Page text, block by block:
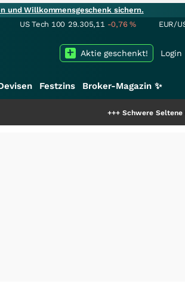
und Willkommensgeschenk sichern.
US Tech 100 29.305,11 -0,76% EUR/
Login
Aktie geschenkt!
Festzins Broker-Magazin ✨
Schwere Seltene Erden: